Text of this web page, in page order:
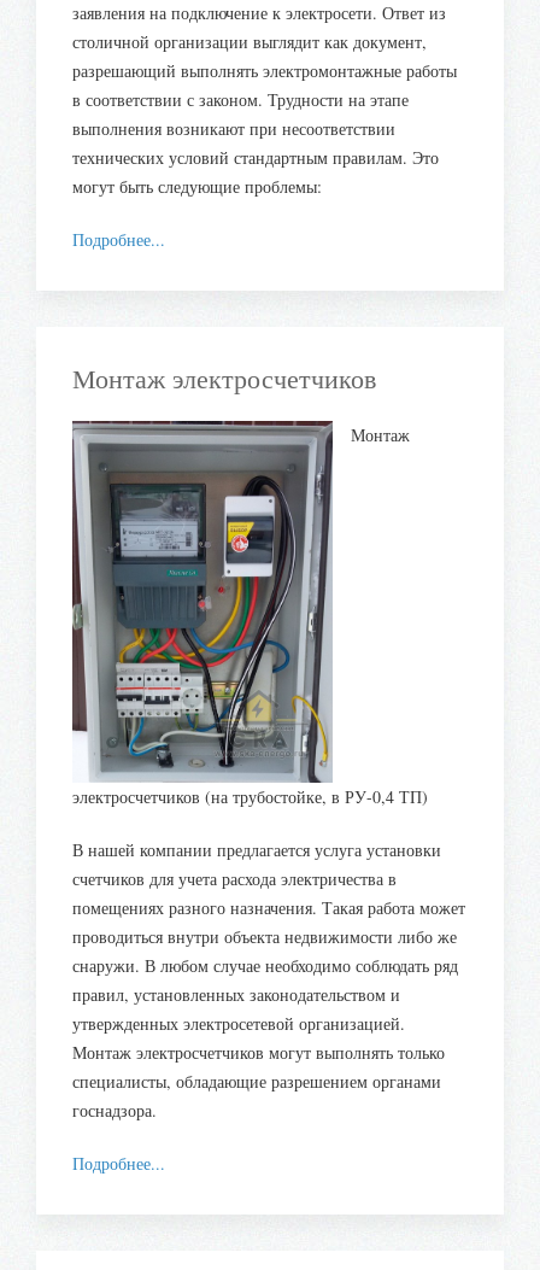
заявления на подключение к электросети. Ответ из
столичной организации выглядит как документ,
разрешающий выполнять электромонтажные работы
в соответствии с законом. Трудности на этапе
выполнения возникают при несоответствии
технических условий стандартным правилам. Это
могут быть следующие проблемы:
Подробнее...
Монтаж электросчетчиков
Монтаж
электросчетчиков (на трубостойке, в РУ-0,4 ТП)
В нашей компании предлагается услуга установки
счетчиков для учета расхода электричества в
помещениях разного назначения. Такая работа может
проводиться внутри объекта недвижимости либо же
снаружи. В любом случае необходимо соблюдать ряд
правил, установленных законодательством и
утвержденных электросетевой организацией.
Монтаж электросчетчиков могут выполнять только
специалисты, обладающие разрешением органами
госнадзора.
Подробнее...